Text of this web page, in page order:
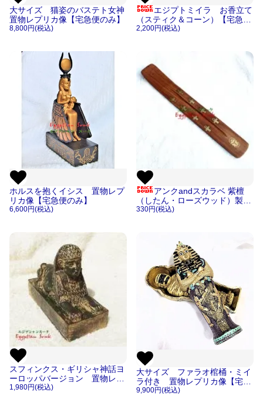
大サイズ 猫姿のバステト女神
置物レプリカ像【宅急便のみ】
8,800円(税込)
エジプトミイラ お香立て
（スティク＆コーン）【宅急便
のみ】
2,200円(税込)
ホルスを抱くイシス 置物レプ
リカ像【宅急便のみ】
6,600円(税込)
アンクandスカラベ 紫檀
（したん・ローズウッド）製ス
ティックインセンス用お香立て
330円(税込)
スフィンクス・ギリシャ神話ヨ
ーロッパバージョン 置物レプ
リカ像 【宅急便のみ】
1,980円(税込)
大サイズ ファラオ棺桶・ミイ
ラ付き 置物レプリカ像【宅急
便のみ】
9,900円(税込)